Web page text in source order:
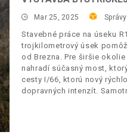
Mar 25, 2025 Správy
Stavebné práce na úseku
trojkilometrový úsek
od Brezna. Pre širšie
nahradí súčasný most,
cesty I/66, ktorú nový
dopravných intenzít.